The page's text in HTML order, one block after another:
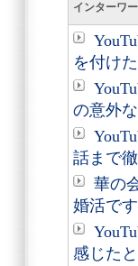
インターワ
を付け
の意外
話まで
華の
婚活で
感じた